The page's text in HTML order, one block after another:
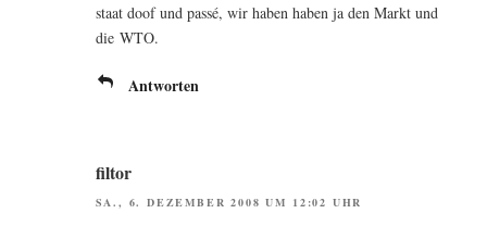
staat doof und pas­sé, wir haben haben ja den Markt und
die WTO.
Antworten
filtor
SA., 6. DEZEMBER 2008 UM 12:02 UHR